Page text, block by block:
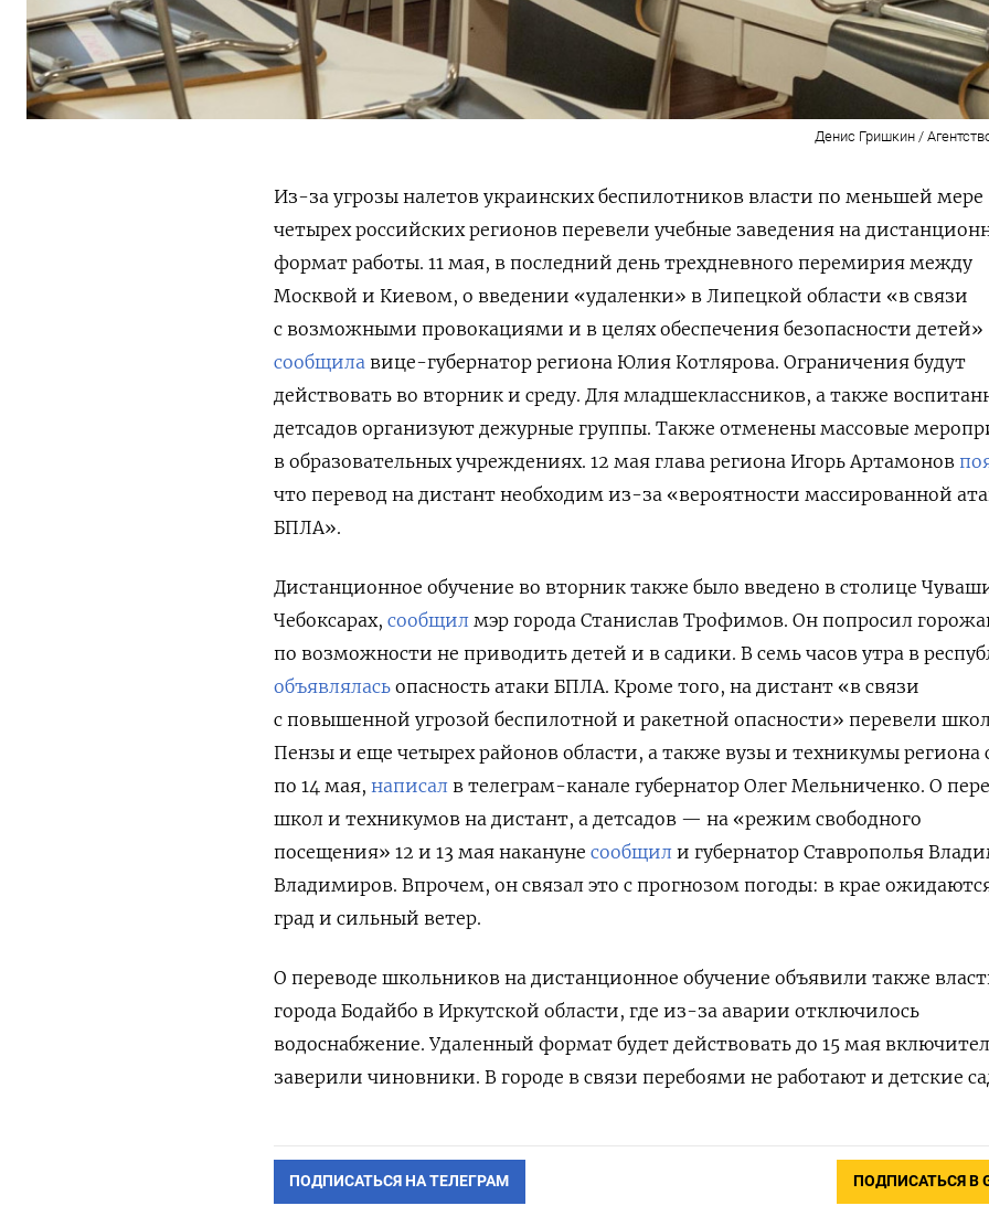
Денис Гришкин /
Из-за угрозы налетов украинских беспилотников власти по меньшей мере
четырех российских регионов перевели учебные заведения на
формат работы. 11 мая, в последний день трехдневного перемирия между
Москвой и Киевом, о введении «удаленки» в Липецкой области «в связи
с возможными провокациями и в целях обеспечения безопасности детей»
сообщила вице-губернатор региона Юлия Котлярова. Ограничения будут
действовать во вторник и среду. Для младшеклассников, а также
детсадов организуют дежурные группы. Также отменены массовые
в образовательных учреждениях. 12 мая глава региона Игорь Артамонов
что перевод на дистант необходим из-за «вероятности массированной
БПЛА».
Дистанционное обучение во вторник также было введено в столице
Чебоксарах, сообщил мэр города Станислав Трофимов. Он попросил
по возможности не приводить детей и в садики. В семь часов утра в
объявлялась опасность атаки БПЛА. Кроме того, на дистант «в связи
с повышенной угрозой беспилотной и ракетной опасности» перевели
Пензы и еще четырех районов области, а также вузы и техникумы региона
по 14 мая, написал в телеграм-канале губернатор Олег Мельниченко. О
школ и техникумов на дистант, а детсадов — на «режим свободного
посещения» 12 и 13 мая накануне сообщил и губернатор Ставрополья
Владимиров. Впрочем, он связал это с прогнозом погоды: в крае
град и сильный ветер.
О переводе школьников на дистанционное обучение объявили также
города Бодайбо в Иркутской области, где из-за аварии отключилось
водоснабжение. Удаленный формат будет действовать до 15 мая
заверили чиновники. В городе в связи перебоями не работают и детские
ПОДПИСАТЬСЯ НА ТЕЛЕГРАМ ПОДПИСАТЬСЯ В